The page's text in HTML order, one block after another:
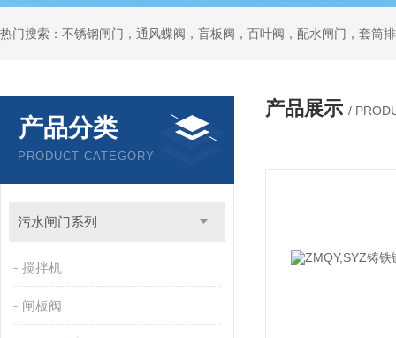
热门搜索：不锈钢闸门，通风蝶阀，盲板阀，百叶阀，配水闸门，套筒
产品分类
PRODUCT CATEGORY
污水闸门系列
搅拌机
闸板阀
产品展示 /